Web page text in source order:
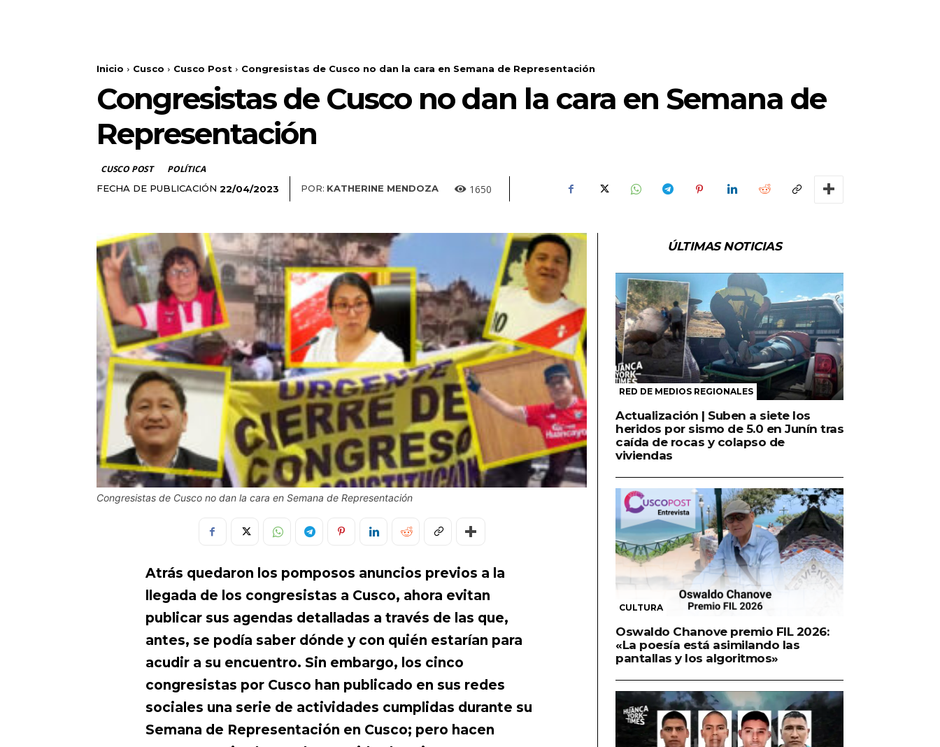
Inicio Cusco Cusco Post Congresistas de Cusco no dan la cara en Semana de Representación
Congresistas de Cusco no dan la cara en Semana de
Representación
CUSCO POST POLÍTICA
FECHA DE PUBLICACIÓN 22/04/2023 POR: KATHERINE MENDOZA 1650
Congresistas de Cusco no dan la cara en Semana de Representación
Atrás quedaron los pomposos anuncios previos a la
llegada de los congresistas a Cusco, ahora evitan
publicar sus agendas detalladas a través de las que,
antes, se podía saber dónde y con quién estarían para
acudir a su encuentro. Sin embargo, los cinco
congresistas por Cusco han publicado en sus redes
sociales una serie de actividades cumplidas durante su
Semana de Representación en Cusco; pero hacen
ÚLTIMAS NOTICIAS
RED DE MEDIOS REGIONALES
Actualización | Suben a siete los
heridos por sismo de 5.0 en Junín tras
caída de rocas y colapso de
viviendas
CULTURA
Oswaldo Chanove premio FIL 2026:
«La poesía está asimilando las
pantallas y los algoritmos»